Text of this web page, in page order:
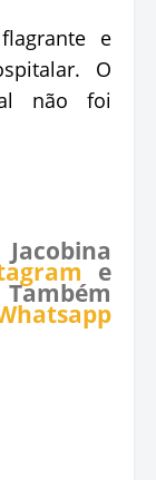
e
O
não foi
e